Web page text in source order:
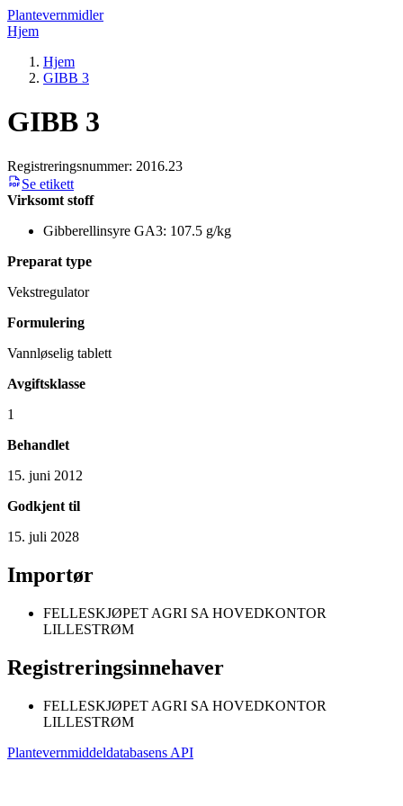
Plantevernmidler
Hjem
Hjem
GIBB 3
GIBB 3
Registreringsnummer: 2016.23
Se etikett
Virksomt stoff
Gibberellinsyre GA3: 107.5 g/kg
Preparat type
Vekstregulator
Formulering
Vannløselig tablett
Avgiftsklasse
1
Behandlet
15. juni 2012
Godkjent til
15. juli 2028
Importør
FELLESKJØPET AGRI SA HOVEDKONTOR
LILLESTRØM
Registreringsinnehaver
FELLESKJØPET AGRI SA HOVEDKONTOR
LILLESTRØM
Plantevernmiddeldatabasens API